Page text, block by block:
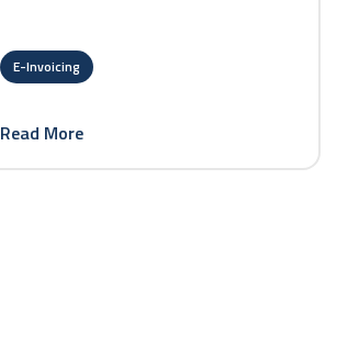
E-Invoicing
Read More